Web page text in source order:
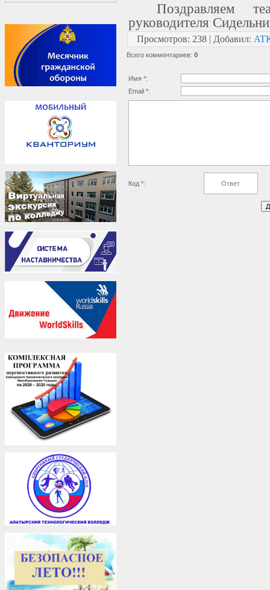
Поздравляем
руководителя
Просмотров: 238 | Добавил:
Всего комментариев: 0
Имя *:
Email *:
Код *: